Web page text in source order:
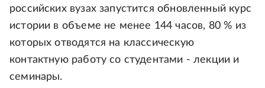
российских вузах запустится обновленный курс
истории в объеме не менее 144 часов, 80 % из
которых отводятся на классическую
контактную работу со студентами - лекции и
семинары.